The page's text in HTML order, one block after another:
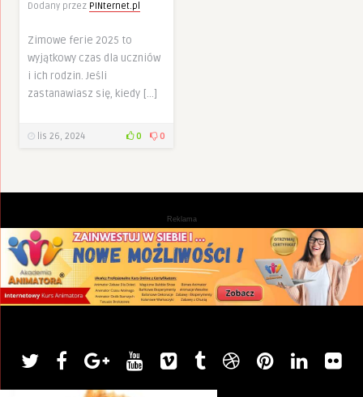
Dodany przez PINternet.pl
Zimowe ferie 2025 to
wyjątkowy czas dla uczniów
i ich rodzin. Jeśli
zastanawiasz się, kiedy […]
lis 26, 2024 0 0
Reklama